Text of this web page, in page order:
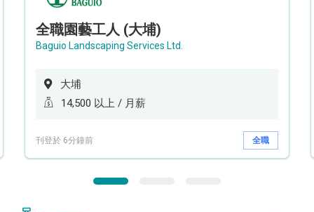
全職園藝工人 (大埔)
Baguio Landscaping Services Ltd.
大埔
14,500 以上 / 月薪
刊登於 6分鐘前 全職